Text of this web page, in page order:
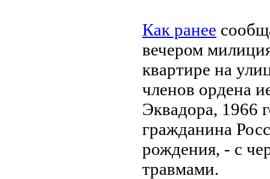
Как ранее
вечером
квартире на
членов ордена
Эквадора, 1966
гражданина
рождения, - с
травмами.